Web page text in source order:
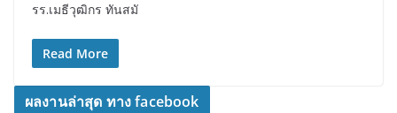
รร.เมธีวุฒิกร ทันสมั
Read More
ผลงานล่าสุด ทาง facebook